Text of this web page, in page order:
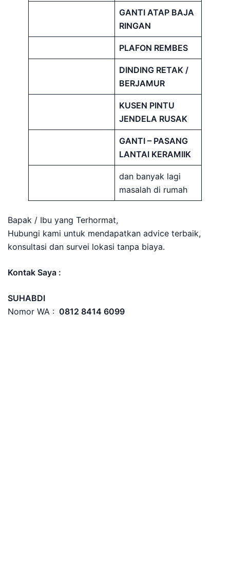
GANTI ATAP BAJA
RINGAN
PLAFON REMBES
DINDING RETAK /
BERJAMUR
KUSEN PINTU
JENDELA RUSAK
GANTI – PASANG
LANTAI KERAMIIK
dan banyak lagi
masalah di rumah
Bapak / Ibu yang Terhormat,
Hubungi kami untuk mendapatkan advice terbaik,
konsultasi dan survei lokasi tanpa biaya.
Kontak Saya :
SUHABDI
Nomor WA : 0812 8414 6099